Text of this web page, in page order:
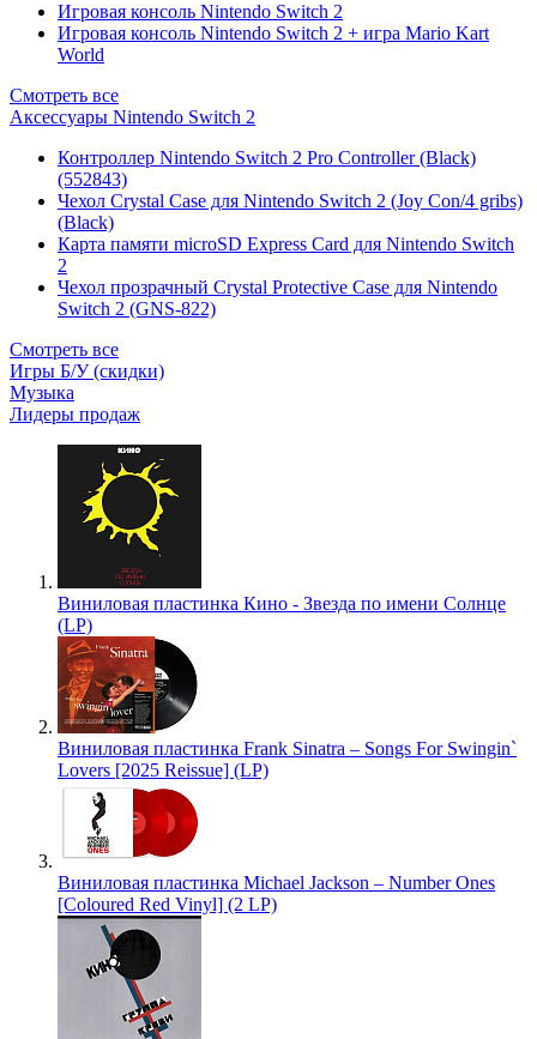
Игровая консоль Nintendo Switch 2
Игровая консоль Nintendo Switch 2 + игра Mario Kart
World
Смотреть все
Аксессуары Nintendo Switch 2
Контроллер Nintendo Switch 2 Pro Controller (Black)
(552843)
Чехол Сrystal Сase для Nintendo Switch 2 (Joy Con/4 gribs)
(Black)
Карта памяти microSD Express Card для Nintendo Switch
2
Чехол прозрачный Crystal Protective Case для Nintendo
Switch 2 (GNS-822)
Смотреть все
Игры Б/У (скидки)
Музыка
Лидеры продаж
Виниловая пластинка Кино - Звезда по имени Солнце
(LP)
Виниловая пластинка Frank Sinatra – Songs For Swingin`
Lovers [2025 Reissue] (LP)
Виниловая пластинка Michael Jackson – Number Ones
[Coloured Red Vinyl] (2 LP)